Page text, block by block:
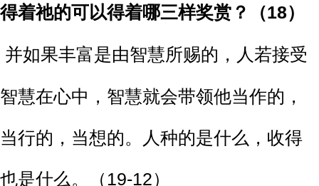
得着祂的可以得着哪三样奖赏？（18）
并如果丰富是由智慧所赐的， 人若接受
智慧在心中，智慧就会带领他当作的，
当行的，当想的。人种的是什么，收得
也是什么。（19-12）